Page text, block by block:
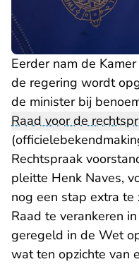
Eerder nam de
de regering wordt
de minister bij
Raad voor de
Rechtspraak
pleitte Henk Naves,
nog een stap extra
Raad te verankeren
geregeld in de Wet
wat ten opzichte van